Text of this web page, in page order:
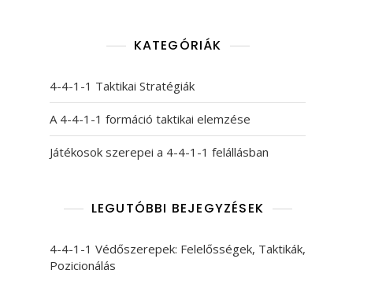
KATEGÓRIÁK
4-4-1-1 Taktikai Stratégiák
A 4-4-1-1 formáció taktikai elemzése
Játékosok szerepei a 4-4-1-1 felállásban
LEGUTÓBBI BEJEGYZÉSEK
4-4-1-1 Védőszerepek: Felelősségek, Taktikák,
Pozicionálás